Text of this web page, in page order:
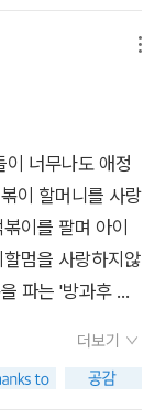
들의 즐거움을
게임기에 중독
을 위해서 ‘ 라는
똥볶이 할멈과
구였을까?좀비
이들은 성적을
양의 학업을 하고
스트레스를 풀
너무나도 애정
이를 팔며 아이
멈을 사랑하지않
파는 '방과후 할
문구들을 사느라
는 떡볶이 써비
더보기